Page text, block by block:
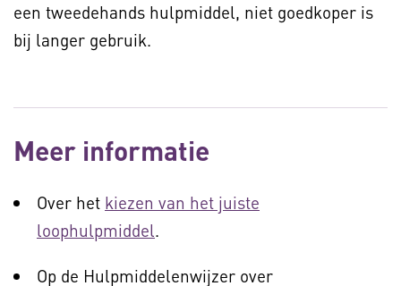
een tweedehands hulpmiddel, niet goedkoper is
bij langer gebruik.
Meer informatie
Over het kiezen van het juiste
loophulpmiddel.
Op de Hulpmiddelenwijzer over